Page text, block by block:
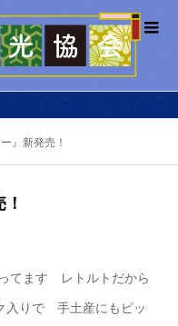
』新発売！
てます レトルトだから
入りで 手土産にもピッ